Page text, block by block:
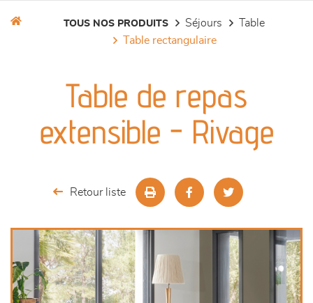
meubles de complément
décoration
TOUS NOS PRODUITS séjours
table
table rectangulaire
Table de repas
extensible - Rivage
Retour liste